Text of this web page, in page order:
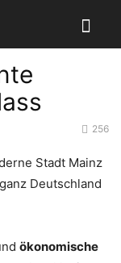
256
Stadt Mainz
Deutschland
ökonomische